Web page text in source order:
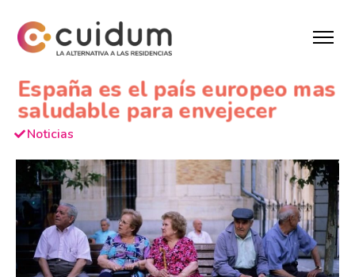
España es el país europeo mas
saludable para envejecer
Noticias